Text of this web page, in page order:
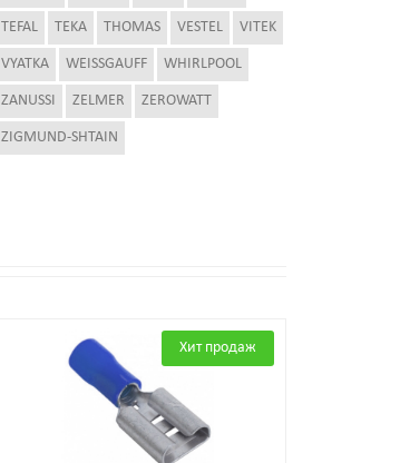
TEFAL TEKA THOMAS VESTEL VITEK
VYATKA WEISSGAUFF WHIRLPOOL
ZANUSSI ZELMER ZEROWATT
ZIGMUND-SHTAIN
Хит продаж